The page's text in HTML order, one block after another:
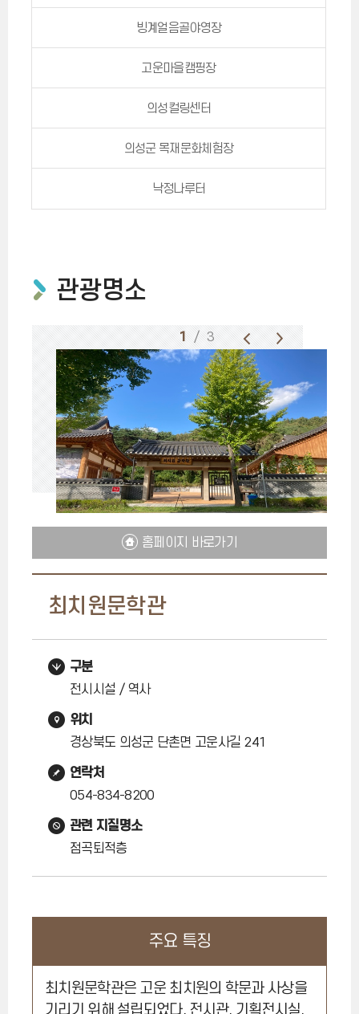
빙계얼음골야영장
고운마을캠핑장
의성컬링센터
의성군 목재문화체험장
낙정나루터
관광명소
1 / 3
최치원문학관
홈페이지 바로가기
구분
전시시설 / 역사
위치
경상북도 의성군 단촌면 고운사길 241
연락처
054-834-8200
관련 지질명소
점곡퇴적층
주요 특징
최치원문학관은 고운 최치원의 학문과 사상을
기리기 위해 설립되었다. 전시관, 기획전시실,